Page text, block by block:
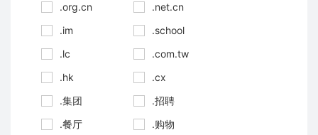
.org.cn
.net.cn
.im
.school
.lc
.com.tw
.hk
.cx
.集团
.招聘
.餐厅
.购物